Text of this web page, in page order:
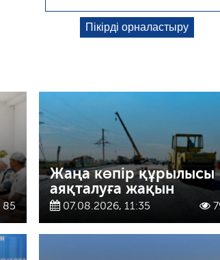
85
Жаңа көпір құрылысы
аяқталуға жақын
07.08.2026, 11:35